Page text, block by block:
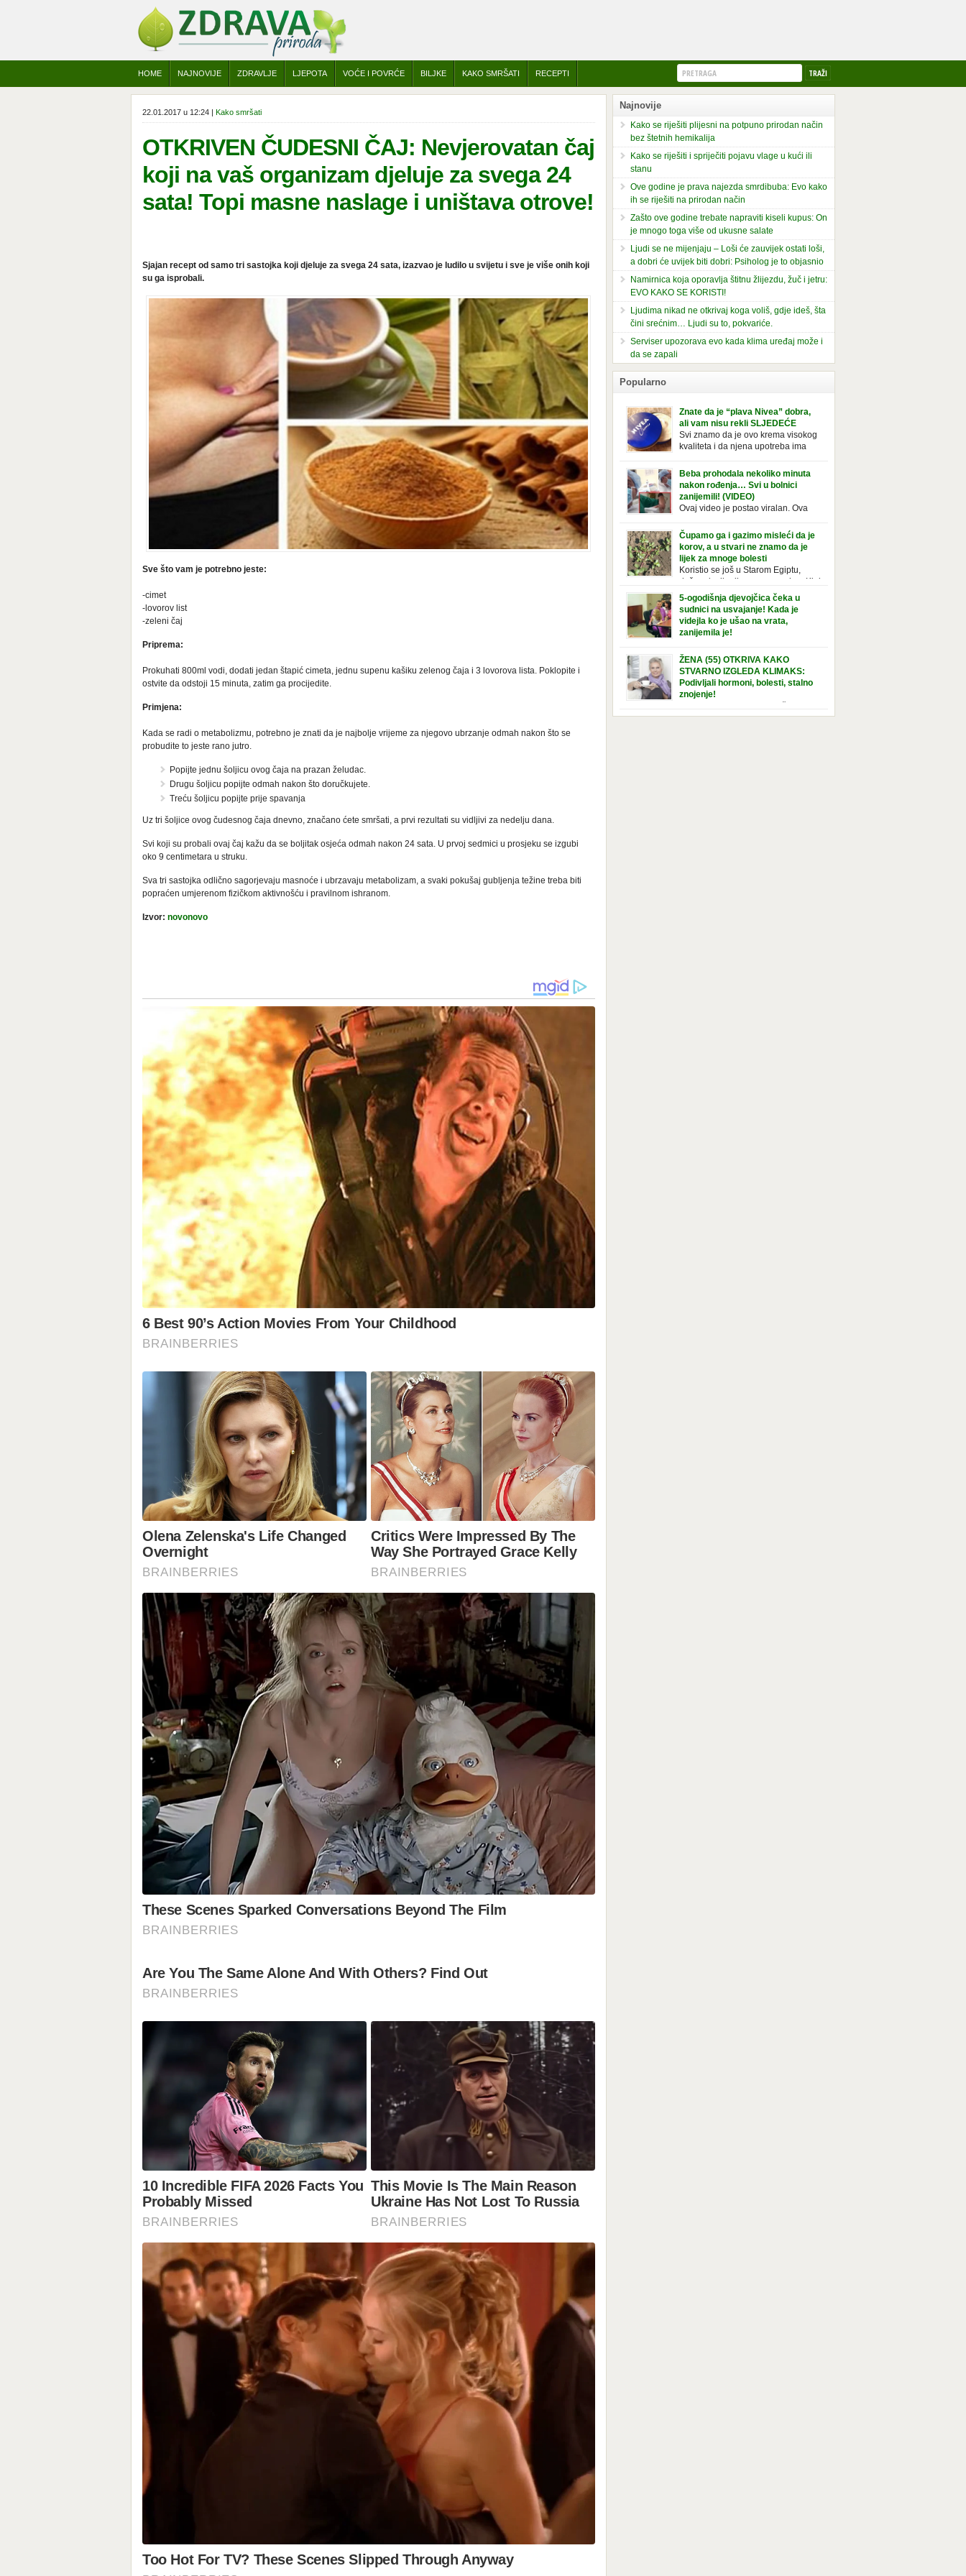
HOME NAJNOVIJE ZDRAVLJE LJEPOTA VOĆE I POVRĆE BILJKE KAKO SMRŠATI RECEPTI
22.01.2017 u 12:24 | Kako smršati
OTKRIVEN ČUDESNI ČAJ: Nevjerovatan čaj
koji na vaš organizam djeluje za svega 24
sata! Topi masne naslage i uništava otrove!
Sjajan recept od samo tri sastojka koji djeluje za svega 24 sata, izazvao je ludilo u svijetu i sve je više onih koji
su ga isprobali.
Sve što vam je potrebno jeste:
-cimet
-lovorov list
-zeleni čaj
Priprema:
Prokuhati 800ml vodi, dodati jedan štapić cimeta, jednu supenu kašiku zelenog čaja i 3 lovorova lista. Poklopite i
ostvite da odstoji 15 minuta, zatim ga procijedite.
Primjena:
Kada se radi o metabolizmu, potrebno je znati da je najbolje vrijeme za njegovo ubrzanje odmah nakon što se
probudite to jeste rano jutro.
Popijte jednu šoljicu ovog čaja na prazan želudac.
Drugu šoljicu popijte odmah nakon što doručkujete.
Treću šoljicu popijte prije spavanja
Uz tri šoljice ovog čudesnog čaja dnevno, značano ćete smršati, a prvi rezultati su vidljivi za nedelju dana.
Svi koji su probali ovaj čaj kažu da se boljitak osjeća odmah nakon 24 sata. U prvoj sedmici u prosjeku se izgubi
oko 9 centimetara u struku.
Sva tri sastojka odlično sagorjevaju masnoće i ubrzavaju metabolizam, a svaki pokušaj gubljenja težine treba biti
popraćen umjerenom fizičkom aktivnošću i pravilnom ishranom.
Izvor: novonovo
Najnovije
Kako se riješiti plijesni na potpuno prirodan način
bez štetnih hemikalija
Kako se riješiti i spriječiti pojavu vlage u kući ili
stanu
Ove godine je prava najezda smrdibuba: Evo kako
ih se riješiti na prirodan način
Zašto ove godine trebate napraviti kiseli kupus: On
je mnogo toga više od ukusne salate
Ljudi se ne mijenjaju – Loši će zauvijek ostati loši,
a dobri će uvijek biti dobri: Psiholog je to objasnio
Namirnica koja oporavlja štitnu žlijezdu, žuč i jetru:
EVO KAKO SE KORISTI!
Ljudima nikad ne otkrivaj koga voliš, gdje ideš, šta
čini srećnim… Ljudi su to, pokvariće.
Serviser upozorava evo kada klima uređaj može i
da se zapali
Popularno
Znate da je “plava Nivea” dobra,
ali vam nisu rekli SLJEDEĆE
Svi znamo da je ovo krema visokog
kvaliteta i da njena upotreba ima
sljedeće o njoj. Nivea krema u klasičnoj, plavoj
kutiji, prepoznatljivog mirisa i jednostavne
formule, jeste nezamenljiv inventar u kupatilima i
muškaraca i žena. Mnogi ljudi se ne odvajaju od
nje, pa je čak nose sa […]
Beba prohodala nekoliko minuta
nakon rođenja… Svi u bolnici
zanijemili! (VIDEO)
Ovaj video je postao viralan. Ova
korake. To je mnoge nasmijalo. Ovaj video je baš
neobičan. Ne viđamo baš često ovakve korake
kod novorođenih beba. Video je snimila babica,
pregledalo ga je preko 80 miliona ljudi. Ove
babice su ostale u čudu nakon što su vidjeli kako
Čupamo ga i gazimo misleći da je
korov, a u stvari ne znamo da je
lijek za mnoge bolesti
Koristio se još u Starom Egiptu,
duže od milenijuma se uzgaja u Kini
i Indiji, Francuzi od njega prave različita
tradicionalna jela i čorbe… Jedino mi gazimo po
njemu, čupamo ga i bacamo kao korov! Tušt je
jednogodišnji, ali vrlo uporan “korov” koji, ka­da
nam se jednom nastani u bašti ili dvorištu, teško
5-ogodišnja djevojčica čeka u
sudnici na usvajanje! Kada je
videjla ko je ušao na vrata,
zanijemila je!
zbrinuta u hraniteljskoj porodici. Sada, u svojoj 5.
godini, dočekala je momenat usvajanja, kada će
dobiti novu, stalnu porodicu. Ovaj dan je bio
veoma poseban za djevojčicu i njenu novu
porodicu, ali je uskoro postao još čarobniji,
ŽENA (55) OTKRIVA KAKO
STVARNO IZGLEDA KLIMAKS:
Podivljali hormoni, bolesti, stalno
znojenje!
“Bila sam slomljena, naslušala sam
se o tome da ću uskoro izgledati kao da imam